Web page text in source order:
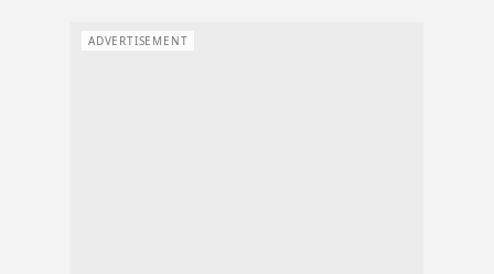
ADVERTISEMENT